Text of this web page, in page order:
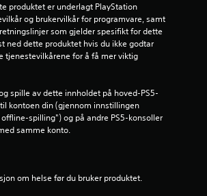
produktet er underlagt PlayStation
og brukervilkår for programvare, samt
som gjelder spesifikt for dette
ned dette produktet hvis du ikke godtar
tjenestevilkårene for å få mer viktig
spille av dette innholdet på hoved-PS5-
kontoen din (gjennom innstillingen
spilling") og på andre PS5-konsoller
samme konto.
om helse før du bruker produktet.